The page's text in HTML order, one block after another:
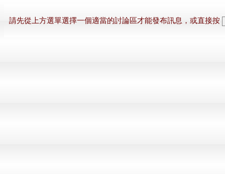
請先從上方選單選擇一個適當的討論區才能發布訊息，或直接按